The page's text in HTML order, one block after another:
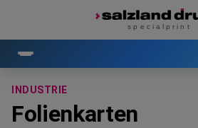
specialprint
INDUSTRIE
Folienkarten